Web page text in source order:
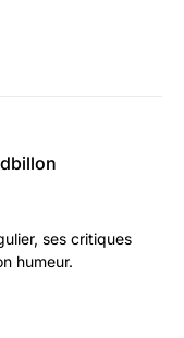
ses critiques
humeur.